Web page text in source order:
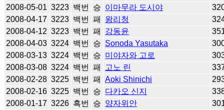
2008-05-01 3223 백번 승 이마무라 도시야
2008-04-17 3223 백번 패 왕리청
2008-04-12 3223 백번 패 강동윤
2008-04-03 3224 백번 승 Sonoda Yasutaka
2008-03-13 3224 백번 승 미야자와 고로
2008-03-08 3224 백번 패 고노 린
2008-02-28 3225 백번 패 Aoki Shinichi
2008-02-16 3225 백번 승 다카오 신지
2008-01-17 3226 흑번 승 양자위안